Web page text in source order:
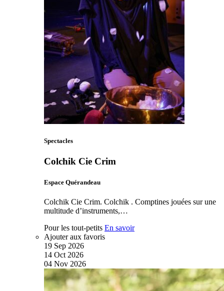
Spectacles
Colchik Cie Crim
Espace Quérandeau
Colchik Cie Crim. Colchik . Comptines jouées sur une
multitude d’instruments,…
Pour les tout-petits En savoir
Ajouter aux favoris
19 Sep 2026
14 Oct 2026
04 Nov 2026